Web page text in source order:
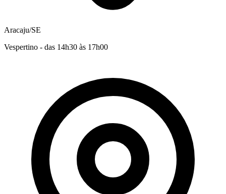
Aracaju/SE
Vespertino - das 14h30 às 17h00